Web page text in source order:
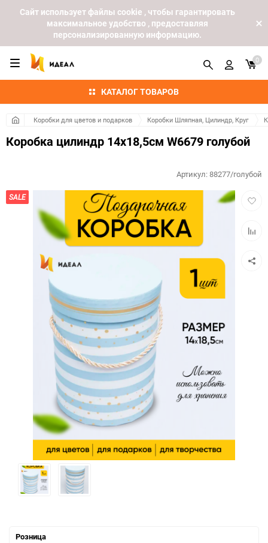
Cайт использует файлы cookie , чтобы гарантировать
максимальное удобство , предоставляя
персонализированную информацию.
КАТАЛОГ ТОВАРОВ
0
Коробки для цветов и подарков Коробки Шляпная, Цилиндр, Круг
Коробка цилиндр 14х18,5см W6679 голубой
SALE
Артикул:88277/голубой
Розница